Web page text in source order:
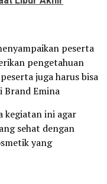
peserta
pengetahuan
juga harus bisa
Brand Emina
kegiatan ini agar
sehat dengan
yang